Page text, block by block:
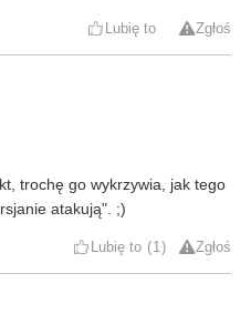
Lubię to Zgłoś
trochę go wykrzywia, jak tego
atakują". ;)
Lubię to 1 Zgłoś